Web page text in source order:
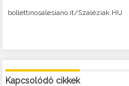
bollettinosalesiano.it/Szaléziak.HU
Kapcsolódó cikkek